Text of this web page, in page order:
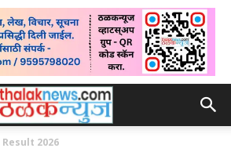
2026